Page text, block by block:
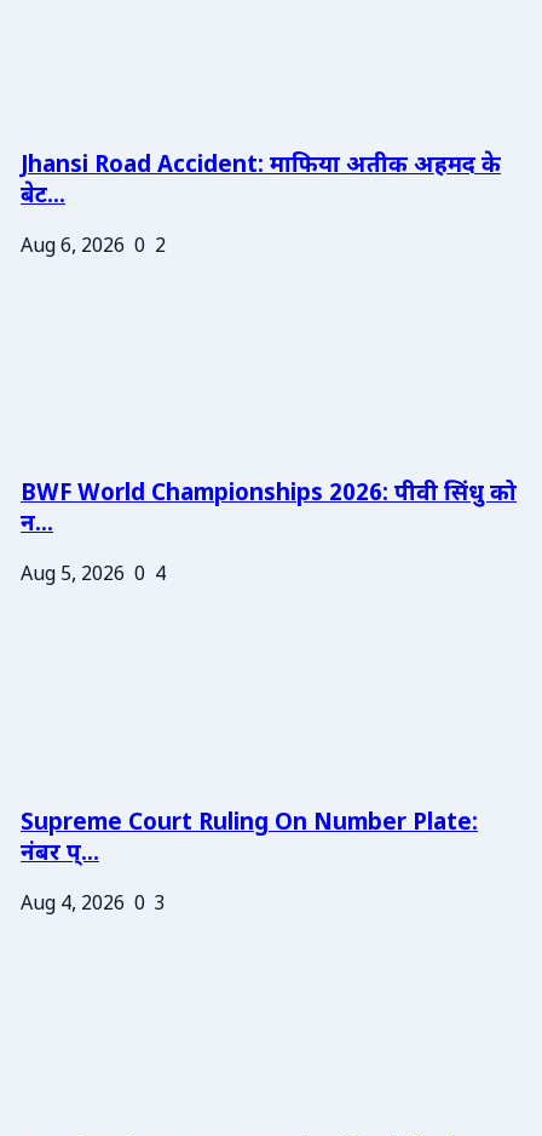
Jhansi Road Accident: माफिया अतीक अहमद के
बेट...
Aug 6, 2026 0 2
BWF World Championships 2026: पीवी सिंधु को
न...
Aug 5, 2026 0 4
Supreme Court Ruling On Number Plate:
नंबर प्...
Aug 4, 2026 0 3